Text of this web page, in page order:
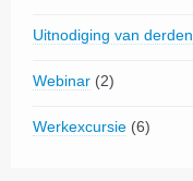
Uitnodiging van derden
Webinar (2)
Werkexcursie (6)